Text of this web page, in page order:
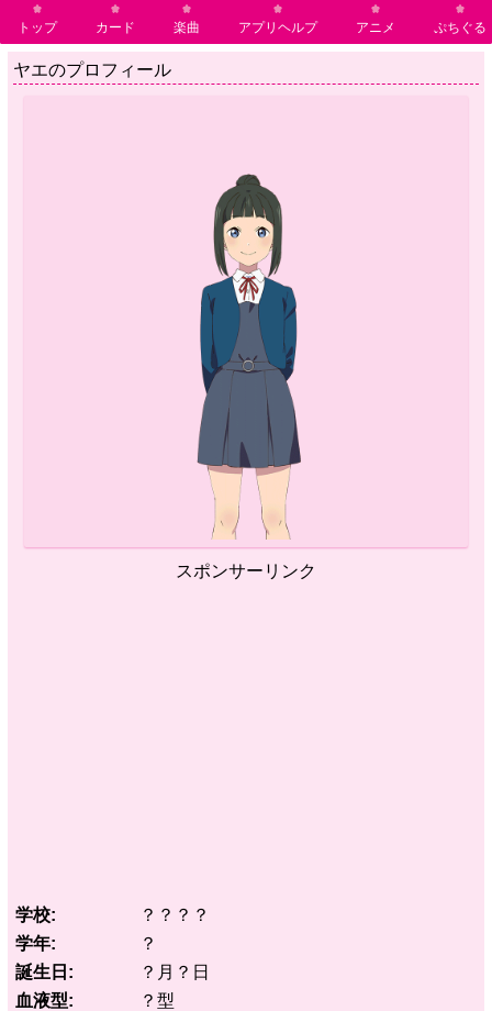
トップ カード 楽曲 アプリヘルプ アニメ ぷちぐる
ヤエのプロフィール
スポンサーリンク
学校
？？？？
学年
？
誕生日
？月？日
血液型
？型